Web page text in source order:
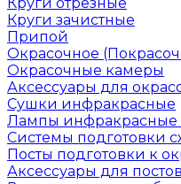
Круги зачистные
Припой
Окрасочное
Окрасочные камеры
Аксессуары для
Сушки инфракрасные
Лампы инфракрасные
Системы подготовки
Посты подготовки к
Аксессуары для